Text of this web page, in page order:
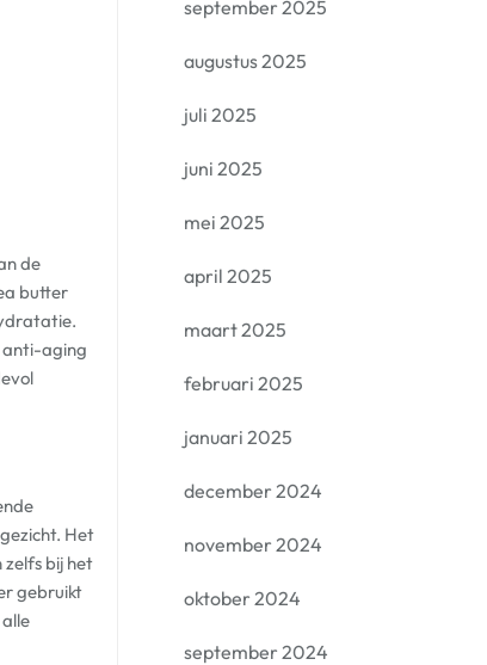
de
butter
anti-aging
Het
bij het
gebruikt
september 2025
augustus 2025
juli 2025
juni 2025
mei 2025
april 2025
maart 2025
februari 2025
januari 2025
december 2024
november 2024
oktober 2024
september 2024